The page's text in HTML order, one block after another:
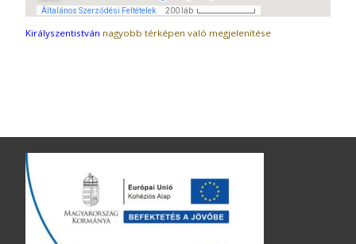
Királyszentistván nagyobb térképen való megjelenítése